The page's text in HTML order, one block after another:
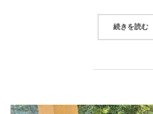
続きを読む“